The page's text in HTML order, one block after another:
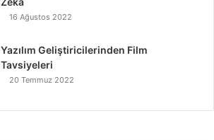
16 Ağustos 2022
Yazılım Geliştiricilerinden Film
Tavsiyeleri
20 Temmuz 2022